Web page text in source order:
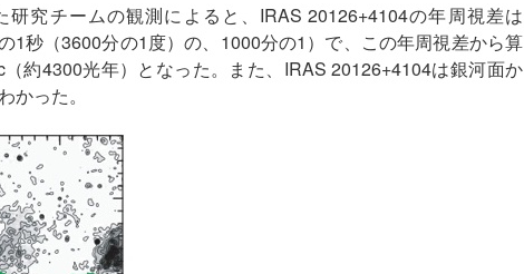
究チームの観測によると、IRAS 20126+4104の年周視差は
1秒（3600分の1度）の、1000分の1）で、この年周視差から算
約4300光年）となった。また、IRAS 20126+4104は銀河面か
かった。